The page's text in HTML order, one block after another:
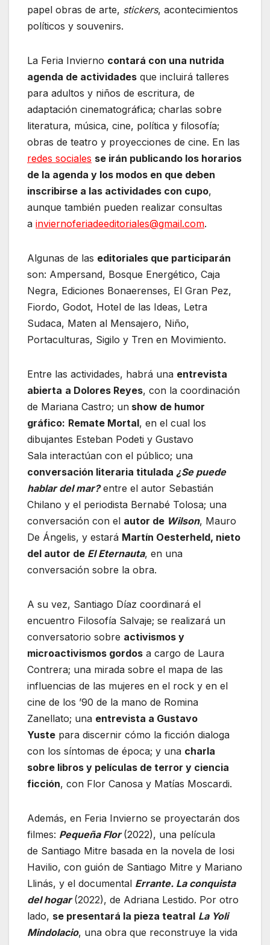
papel obras de arte, stickers, acontecimientos
políticos y souvenirs.
La Feria Invierno contará con una nutrida
agenda de actividades que incluirá talleres
para adultos y niños de escritura, de
adaptación cinematográfica; charlas sobre
literatura, música, cine, política y filosofía;
obras de teatro y proyecciones de cine. En las
redes sociales se irán publicando los horarios
de la agenda y los modos en que deben
inscribirse a las actividades con cupo,
aunque también pueden realizar consultas
a inviernoferiadeeditoriales@gmail.com.
Algunas de las editoriales que participarán
son: Ampersand, Bosque Energético, Caja
Negra, Ediciones Bonaerenses, El Gran Pez,
Fiordo, Godot, Hotel de las Ideas, Letra
Sudaca, Maten al Mensajero, Niño,
Portaculturas, Sigilo y Tren en Movimiento.
Entre las actividades, habrá una entrevista
abierta a Dolores Reyes, con la coordinación
de Mariana Castro; un show de humor
gráfico: Remate Mortal, en el cual los
dibujantes Esteban Podeti y Gustavo
Sala interactúan con el público; una
conversación literaria titulada ¿Se puede
hablar del mar?entre el autor Sebastián
Chilano y el periodista Bernabé Tolosa; una
conversación con el autor de Wilson, Mauro
De Ángelis, y estará Martín Oesterheld, nieto
del autor de El Eternauta, en una
conversación sobre la obra.
A su vez, Santiago Díaz coordinará el
encuentro Filosofía Salvaje; se realizará un
conversatorio sobre activismos y
microactivismos gordos a cargo de Laura
Contrera; una mirada sobre el mapa de las
influencias de las mujeres en el rock y en el
cine de los ’90 de la mano de Romina
Zanellato; una entrevista a Gustavo
Yuste para discernir cómo la ficción dialoga
con los síntomas de época; y una charla
sobre libros y películas de terror y ciencia
ficción, con Flor Canosa y Matías Moscardi.
Además, en Feria Invierno se proyectarán dos
filmes: Pequeña Flor (2022), una película
de Santiago Mitre basada en la novela de Iosi
Havilio, con guión de Santiago Mitre y Mariano
Llinás, y el documental Errante. La conquista
del hogar (2022), de Adriana Lestido. Por otro
lado, se presentará la pieza teatral La Yoli
Mindolacio, una obra que reconstruye la vida